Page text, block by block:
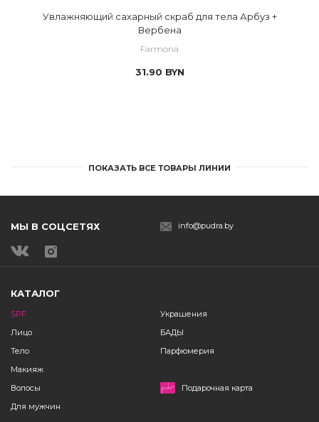
Увлажняющий сахарный скраб для тела Арбуз +
Вербена
Farmona
31.90 BYN
ПОКАЗАТЬ ВСЕ ТОВАРЫ ЛИНИИ
МЫ В СОЦСЕТЯХ info@pudra.by
КАТАЛОГ
SPF
Лицо
Тело
Макияж
Волосы
Для мужчин
Украшения
БАДЫ
Парфюмерия
Подарочная карта